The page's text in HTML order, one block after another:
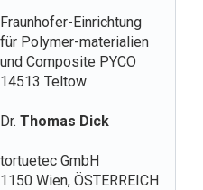
Fraunhofer-Einrichtung
für Polymer-materialien
und Composite PYCO
14513 Teltow
Dr. Thomas Dick
tortuetec GmbH
1150 Wien, ÖSTERREICH